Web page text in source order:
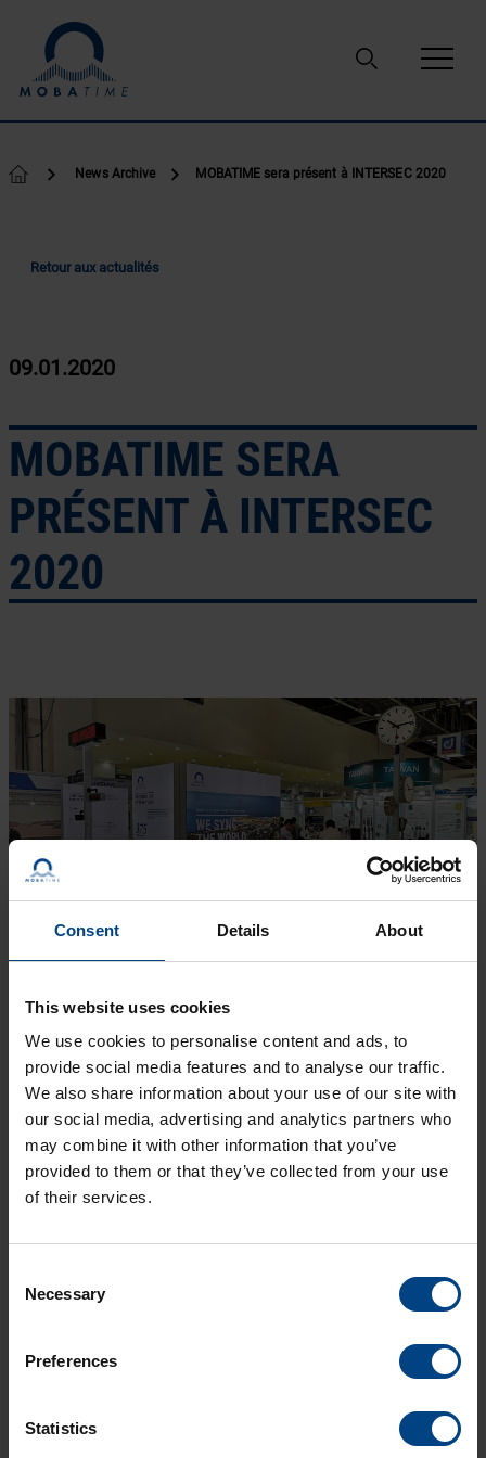
Consent Details About
This website uses cookies
We use cookies to personalise content and ads, to
provide social media features and to analyse our traffic.
We also share information about your use of our site with
our social media, advertising and analytics partners who
may combine it with other information that you’ve
provided to them or that they’ve collected from your use
of their services.
Selection
Necessary
Preferences
Statistics
News Archive MOBATIME sera présent à INTERSEC 2020
Retour aux actualités
09.01.2020
MOBATIME SERA
PRÉSENT À INTERSEC
2020
À Dubaï, lors de la conférenceIntersec (19. – 21. janvier),
nous exposons à l’une des plus grandes foires commerciales
du monde. Ces trois jours sont consacrés à l’échange
d’informations et à la création de réseaux. Nous sommes
impatients de vivre cette période passionnante à Dubaï.
Que pouvez-vous attendre de nous lors de cette exposition ?
Vous aurez un aperçu détaillé de nosproduits. En plus
se trouvent sur nos deux stands d’horloges de 3 m de
haut, vous pouvez également examiner de plus près
Vous aurez l’occasion de rencontrer personnellement M.
Reist (CEO), M. Friedli (CSO) et notre équipe de vente
Découvrez nos
pour les
aéroports, les chemins de fer, les métros, les hôpitaux,